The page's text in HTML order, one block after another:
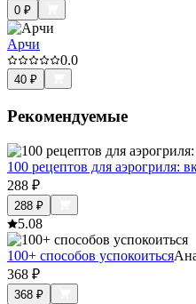
0 ₽
Арчи
0.0
40 ₽
Рекомендуемые
100 рецептов для аэрогриля:
288 ₽
288 ₽
5.08
100+ способов успокоиться
368 ₽
368 ₽